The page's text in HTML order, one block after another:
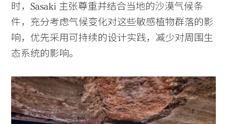
时，Sasaki 主张尊重并结合当地的沙漠气候条
件，充分考虑气候变化对这些敏感植物群落的影
响，优先采用可持续的设计实践，减少对周围生
态系统的影响。
Practice
Projects
People